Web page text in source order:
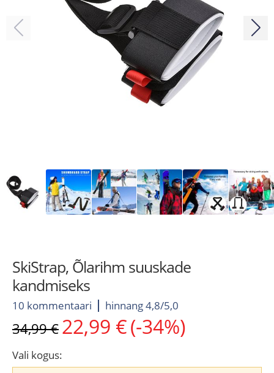
SkiStrap, Õlarihm suuskade
kandmiseks
10 kommentaari hinnang 4,8/5,0
34,99€ Algne
hind
oli:
34,99 €.
22,99 € Current
price
22,99 €.
(-34%)
Vali kogus: